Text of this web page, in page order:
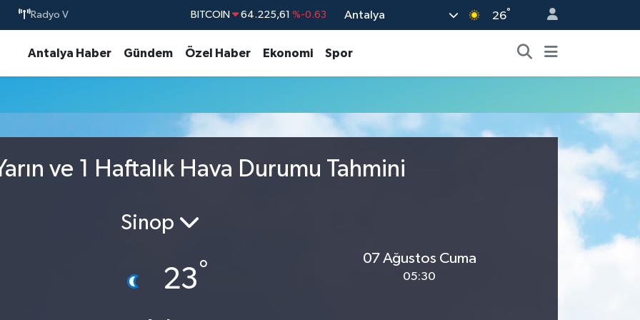
Radyo V BITCOIN 64.225,61 %-0.63
GRAM ALTIN 6510.40 %0.45
Antalya 26°
Antalya Haber Gündem Özel Haber Ekonomi Spor
ve 1 Haftalık Hava Durumu Tahmini
Sinop
23°
07 Ağustos Cuma
05:30